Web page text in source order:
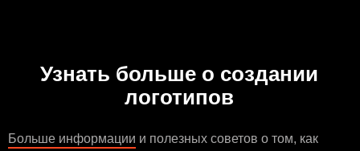
Узнать больше о создании
логотипов
Больше информации и полезных советов о том, как